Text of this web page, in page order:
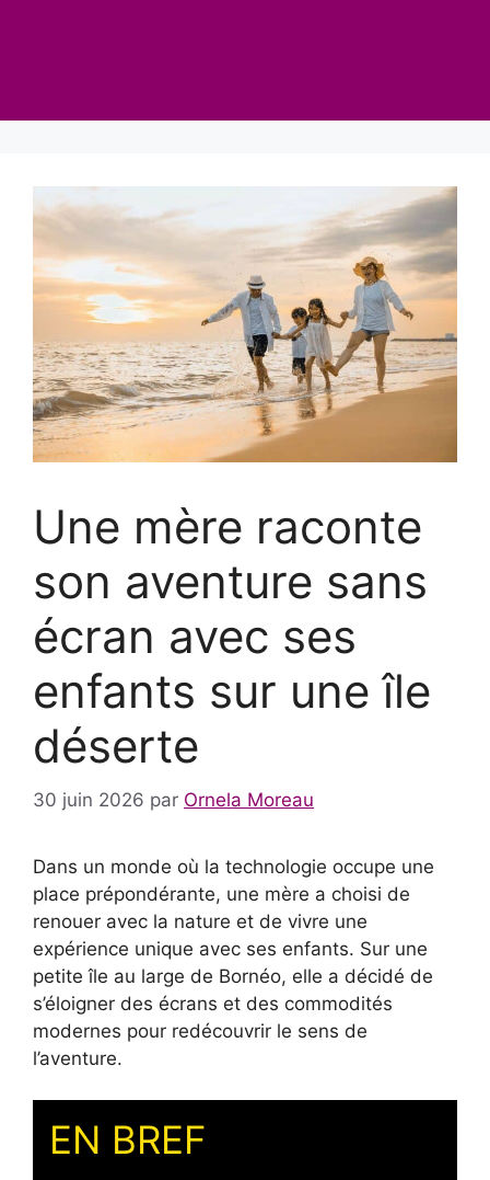
Une mère raconte
son aventure sans
écran avec ses
enfants sur une île
déserte
30 juin 2026 par Ornela Moreau
Dans un monde où la technologie occupe une
place prépondérante, une mère a choisi de
renouer avec la nature et de vivre une
expérience unique avec ses enfants. Sur une
petite île au large de Bornéo, elle a décidé de
s’éloigner des écrans et des commodités
modernes pour redécouvrir le sens de
l’aventure.
EN BREF